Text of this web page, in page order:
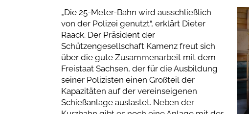
„Die 25-Meter-Bahn wird ausschließlich
von der Polizei genutzt“, erklärt Dieter
Raack. Der Präsident der
Schützengesellschaft Kamenz freut sich
über die gute Zusammenarbeit mit dem
Freistaat Sachsen, der für die Ausbildung
seiner Polizisten einen Großteil der
Kapazitäten auf der vereinseigenen
Schießanlage auslastet. Neben der